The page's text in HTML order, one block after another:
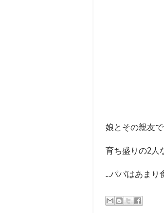
娘とその親友
育ち盛りの2人
...パパはあま